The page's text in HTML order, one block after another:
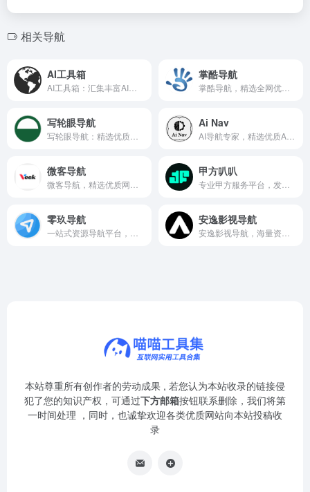
相关导航
AI工具箱 掌酷导航
写轮眼导航 Ai Nav
微客导航 甲方叭叭
零玖导航 安逸影视导航
本站尊重所有创作者的劳动成果 , 若您认为本站收录的链接侵
犯了您的知识产权，可通过下方邮箱按钮联系删除，我们将第
一时间处理 ，同时，也诚挚欢迎各类优质网站向本站投稿收
录